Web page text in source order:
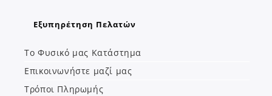
Εξυπηρέτηση Πελατών
Το Φυσικό μας Κατάστημα
Επικοινωνήστε μαζί μας
Τρόποι Πληρωμής